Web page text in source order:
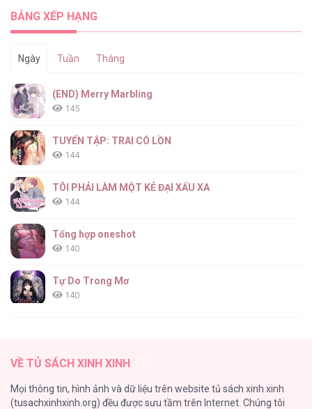
BẢNG XẾP HẠNG
Ngày Tuần Tháng
(END) Merry Marbling
145
TUYỂN TẬP: TRAI CÓ LỒN
144
TÔI PHẢI LÀM MỘT KẺ ĐẠI XẤU XA
144
Tổng hợp oneshot
140
Tự Do Trong Mơ
140
102
VỀ TỦ SÁCH XINH XINH
Mọi thông tin, hình ảnh và dữ liệu trên website tủ sách xinh xinh
(tusachxinhxinh.org) đều được sưu tầm trên Internet. Chúng tôi